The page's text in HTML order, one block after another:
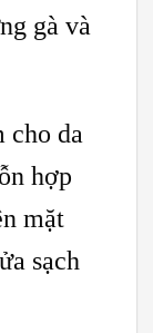
gà và
cho da
hợp
mặt
sạch